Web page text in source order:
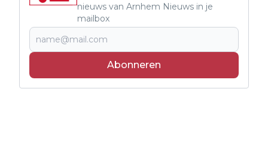
nieuws van Arnhem Nieuws in je
mailbox
Abonneren